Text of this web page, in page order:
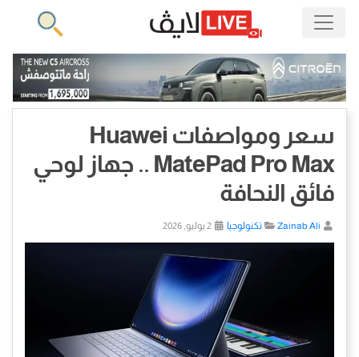
سعر ومواصفات Huawei
MatePad Pro Max .. جهاز لوحي
فائق النحافة
Zainab Ali تكنولوجيا